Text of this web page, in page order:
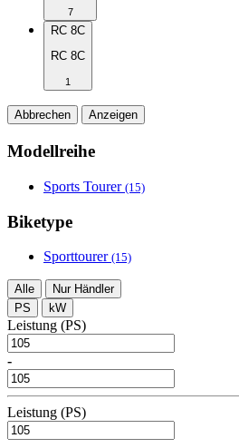
7
RC 8C
RC 8C
1
Abbrechen Anzeigen
Modellreihe
Sports Tourer (15)
Biketype
Sporttourer (15)
Alle
Nur Händler
PS
kW
Leistung (PS)
-
Leistung (PS)